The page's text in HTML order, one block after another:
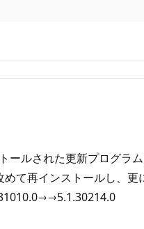
ルされた更新プログラ
て再インストールし、